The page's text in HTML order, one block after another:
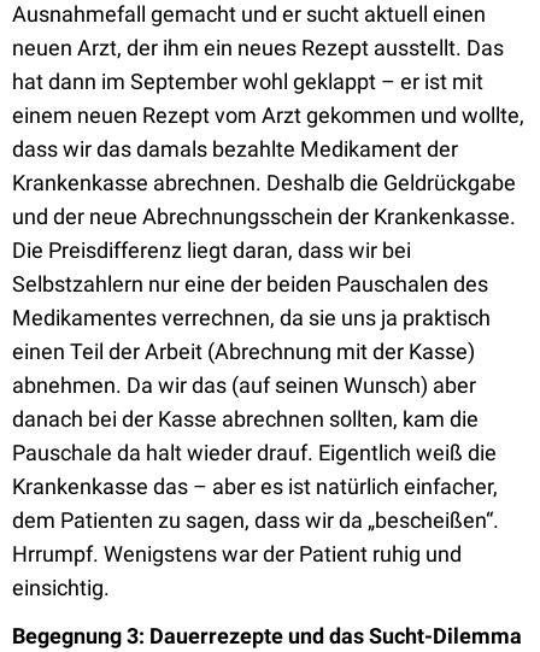
Ausnahmefall gemacht und er sucht aktuell einen
neuen Arzt, der ihm ein neues Rezept ausstellt. Das
hat dann im September wohl geklappt – er ist mit
einem neuen Rezept vom Arzt gekommen und wollte,
dass wir das damals bezahlte Medikament der
Krankenkasse abrechnen. Deshalb die Geldrückgabe
und der neue Abrechnungsschein der Krankenkasse.
Die Preisdifferenz liegt daran, dass wir bei
Selbstzahlern nur eine der beiden Pauschalen des
Medikamentes verrechnen, da sie uns ja praktisch
einen Teil der Arbeit (Abrechnung mit der Kasse)
abnehmen. Da wir das (auf seinen Wunsch) aber
danach bei der Kasse abrechnen sollten, kam die
Pauschale da halt wieder drauf. Eigentlich weiß die
Krankenkasse das – aber es ist natürlich einfacher,
dem Patienten zu sagen, dass wir da „bescheißen“.
Hrrumpf. Wenigstens war der Patient ruhig und
einsichtig.
Begegnung 3: Dauerrezepte und das Sucht-Dilemma